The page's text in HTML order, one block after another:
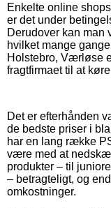
Enkelte online
er det under
Derudover kan
hvilket mange
Holstebro, Værløse
fragtfirmaet til at
Det er efterhånden
de bedste priser i
har en lang række
være med at
produkter – til
– betragteligt, og
omkostninger.